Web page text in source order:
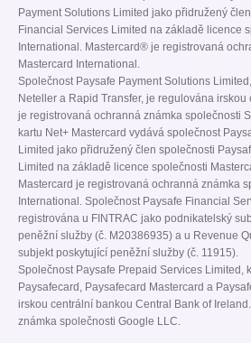
Payment Solutions Limited jako přidružený
Financial Services Limited na základě licence
International. Mastercard® je registrovaná
Mastercard International.
Společnost Paysafe Payment Solutions
Neteller a Rapid Transfer, je regulována
je registrovaná ochranná známka společnosti
kartu Net+ Mastercard vydává společnost
Limited jako přidružený člen společnosti
Limited na základě licence společnosti
Mastercard je registrovaná ochranná známka
International. Společnost Paysafe Financial
registrována u FINTRAC jako podnikatelský
peněžní služby (č. M20386935) a u Revenue
subjekt poskytující peněžní služby (č. 11915).
Společnost Paysafe Prepaid Services Limited,
Paysafecard, Paysafecard Mastercard a
irskou centrální bankou Central Bank of
známka společnosti Google LLC.